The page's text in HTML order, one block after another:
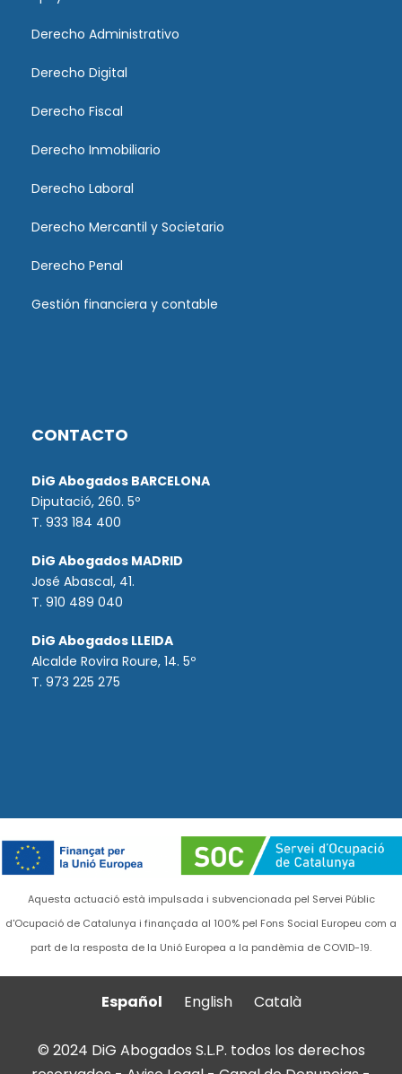
Derecho Administrativo
Derecho Digital
Derecho Fiscal
Derecho Inmobiliario
Derecho Laboral
Derecho Mercantil y Societario
Derecho Penal
Gestión financiera y contable
CONTACTO
DiG Abogados BARCELONA
Diputació, 260. 5º
T. 933 184 400
DiG Abogados MADRID
José Abascal, 41.
T. 910 489 040
DiG Abogados LLEIDA
Alcalde Rovira Roure, 14. 5º
T. 973 225 275
Aquesta actuació està impulsada i subvencionada pel Servei Públic
d'Ocupació de Catalunya i finançada al 100% pel Fons Social Europeu com a
part de la resposta de la Unió Europea a la pandèmia de COVID-19.
Español English Català
© 2024 DiG Abogados S.L.P. todos los derechos